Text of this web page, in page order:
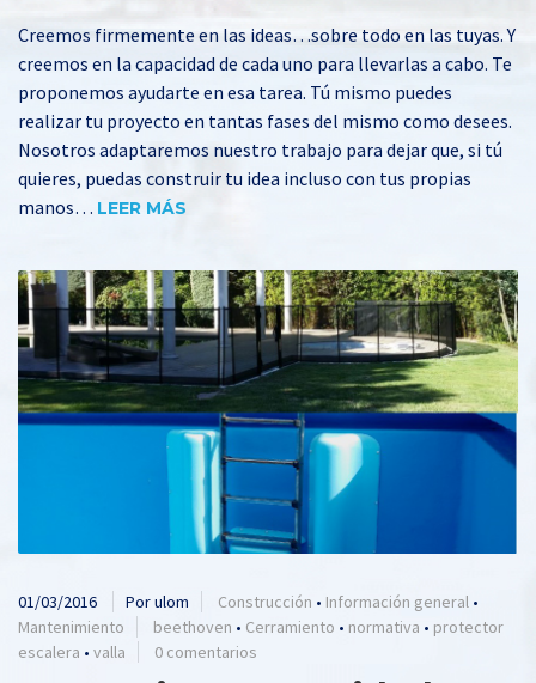
Creemos firmemente en las ideas…sobre todo en las tuyas. Y
creemos en la capacidad de cada uno para llevarlas a cabo. Te
proponemos ayudarte en esa tarea. Tú mismo puedes
realizar tu proyecto en tantas fases del mismo como desees.
Nosotros adaptaremos nuestro trabajo para dejar que, si tú
quieres, puedas construir tu idea incluso con tus propias
manos… LEER MÁS
01/03/2016 Por ulom Construcción • Información general •
Mantenimiento
beethoven • Cerramiento • normativa • protector
escalera • valla 0 comentarios